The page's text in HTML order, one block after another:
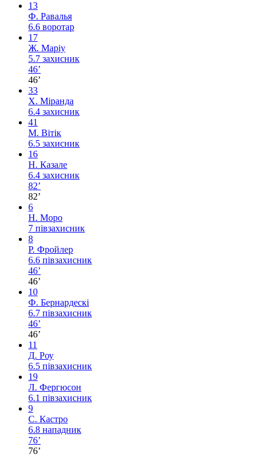
13
Ф. Равалья
6.6 воротар
17
Ж. Маріу
5.7 захисник
46’
46’
33
Х. Міранда
6.4 захисник
41
М. Вітік
6.5 захисник
16
Н. Казале
6.4 захисник
82’
82’
6
Н. Моро
7 півзахисник
8
Р. Фройлер
6.6 півзахисник
46’
46’
10
Ф. Бернардескі
6.7 півзахисник
46’
46’
11
Д. Роу
6.5 півзахисник
19
Л. Фергюсон
6.1 півзахисник
9
С. Кастро
6.8 нападник
76’
76’